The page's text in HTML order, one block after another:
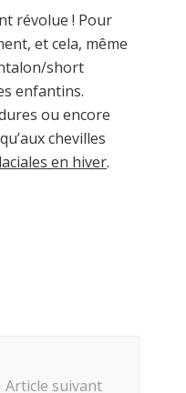
révolue ! Pour
et cela, même
short
enfantins.
ou encore
chevilles
en hiver.
Article suivant